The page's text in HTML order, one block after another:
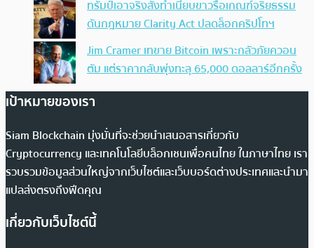
ทรัมป์เอาจริง สั่งทำเนียบขาวรื้อเกณฑ์จริยธรรม
ดันกฎหมาย Clarity Act ปลดล็อกคริปโทฯ
Jim Cramer เทขาย Bitcoin เพราะกลัวภัยควอน
ตัม แต่ราคากลับพุ่งทะลุ 65,000 ดอลลาร์อีกครั้ง
เป้าหมายของเรา
Siam Blockchain มุ่งมั่นที่จะช่วยนำเสนอสารเกี่ยวกับ
Cryptocurrency และเทคโนโลยีบล็อกเชนเพื่อคนไทย ในภาษาไทย เรา
รวบรวมข้อมูลส่วนใหญ่จากเว็บไซต์และเว็บบอร์ดต่างประเทศและนำมา
แปลส่งตรงถึงฟีดคุณ
เกี่ยวกับเว็บไซต์นี้